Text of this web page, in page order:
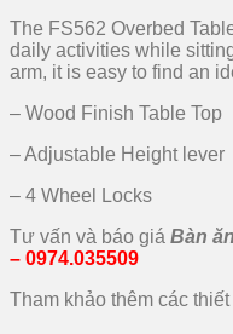
The FS562 Overbed
daily activities while
arm, it is easy to find an
– Wood Finish Table Top
– Adjustable Height lever
– 4 Wheel Locks
Tư vấn và báo giá Bàn
– 0974.035509
Tham khảo thêm các thiết